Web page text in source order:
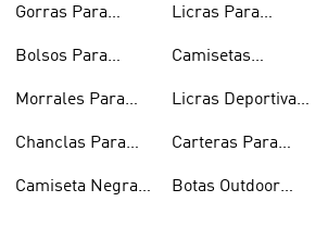
Gorras Para
Bolsos Para
Morrales Para
Chanclas Para
Camiseta Negra
Hombre
Licras Para
Camisetas
Hombre
Licras Deportivas
Carteras Para
Botas Outdoor